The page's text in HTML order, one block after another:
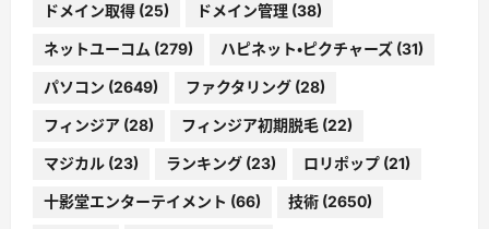
ドメイン取得 (25) ドメイン管理 (38)
ネットユーコム (279) ハピネット・ピクチャーズ (31)
パソコン (2649) ファクタリング (28)
フィンジア (28) フィンジア初期脱毛 (22)
マジカル (23) ランキング (23) ロリポップ (21)
十影堂エンターテイメント (66) 技術 (2650)